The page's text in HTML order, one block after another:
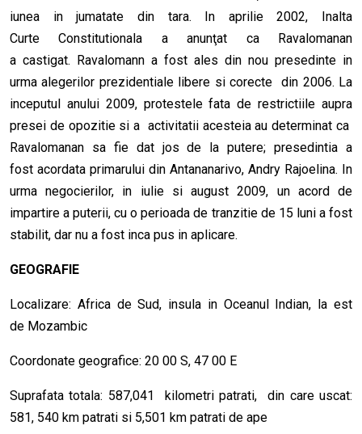
iunea in jumatate din tara. In aprilie 2002, Inalta
Curte Constitutionala a anunţat ca Ravalomanan
a castigat. Ravalomann a fost ales din nou presedinte in
urma alegerilor prezidentiale libere si corecte din 2006. La
inceputul anului 2009, protestele fata de restrictiile aupra
presei de opozitie si a activitatii acesteia au determinat ca
Ravalomanan sa fie dat jos de la putere; presedintia a
fost acordata primarului din Antananarivo, Andry Rajoelina. In
urma negocierilor, in iulie si august 2009, un acord de
impartire a puterii, cu o perioada de tranzitie de 15 luni a fost
stabilit, dar nu a fost inca pus in aplicare.
GEOGRAFIE
Localizare: Africa de Sud, insula in Oceanul Indian, la est
de Mozambic
Coordonate geografice: 20 00 S, 47 00 E
Suprafata totala: 587,041 kilometri patrati, din care uscat:
581, 540 km patrati si 5,501 km patrati de ape